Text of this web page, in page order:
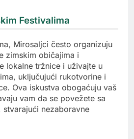
Festivalima
Mirosaljci često organizuju
zimskim običajima i
lokalne tržnice i uživajte u
uključujući rukotvorine i
Ova iskustva obogaćuju vaš
vam da se povežete sa
nezaboravne